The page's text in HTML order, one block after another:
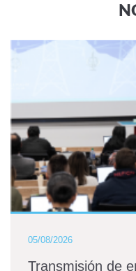
05/08/2026
Transmisión de